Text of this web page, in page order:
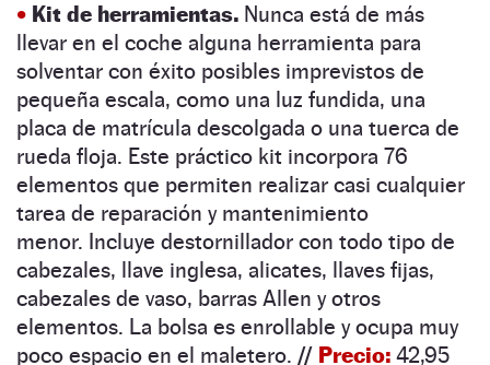
• Kit de herramientas. Nunca está de más
llevar en el coche alguna herramienta para
solventar con éxito posibles imprevistos de
pequeña escala, como una luz fundida, una
placa de matrícula descolgada o una tuerca de
rueda floja. Este práctico kit incorpora 76
elementos que permiten realizar casi cualquier
tarea de reparación y mantenimiento
menor. Incluye destornillador con todo tipo de
cabezales, llave inglesa, alicates, llaves fijas,
cabezales de vaso, barras Allen y otros
elementos. La bolsa es enrollable y ocupa muy
poco espacio en el maletero. // Precio: 42,95